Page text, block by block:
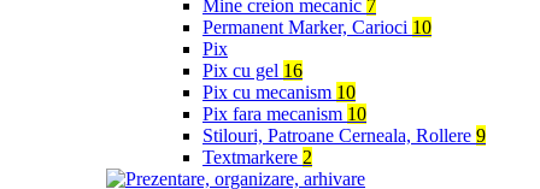
Mine creion mecanic 7
Permanent Marker, Carioci 10
Pix
Pix cu gel 16
Pix cu mecanism 10
Pix fara mecanism 10
Stilouri, Patroane Cerneala, Rollere 9
Textmarkere 2